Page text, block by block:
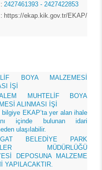
: 2427461393 - 2427422853
: https://ekap.kik.gov.tr/EKAP/
BOYA MALZEMESİ
İŞİ
MUHTELİF BOYA
ALINMASI İŞİ
bilgiye EKAP’ta yer alan ihale
içinde bulunan idari
ulaşılabilir.
BELEDİYE PARK
MÜDÜRLÜĞÜ
DEPOSUNA MALZEME
YAPILACAKTIR.